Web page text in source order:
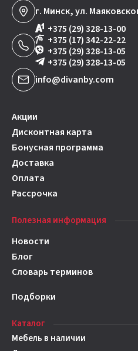
г. Минск, ул.
+375 (29) 328-13-00
+375 (17) 342-22-22
+375 (29) 328-13-05
+375 (29) 328-13-05
info@divanby.com
Акции
Дисконтная карта
Бонусная программа
Доставка
Оплата
Рассрочка
Полезная информация
Новости
Блог
Словарь терминов
Подборки
Каталог
Мебель в наличии